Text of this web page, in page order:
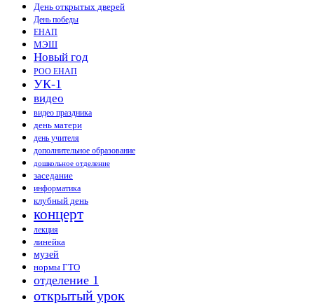
День открытых дверей
День победы
ЕНАП
МЭШ
Новый год
РОО ЕНАП
УК-1
видео
видео праздника
день матери
день учителя
дополнительное образование
дошкольное отделение
заседание
информатика
клубный день
концерт
лекция
линейка
музей
нормы ГТО
отделение 1
открытый урок